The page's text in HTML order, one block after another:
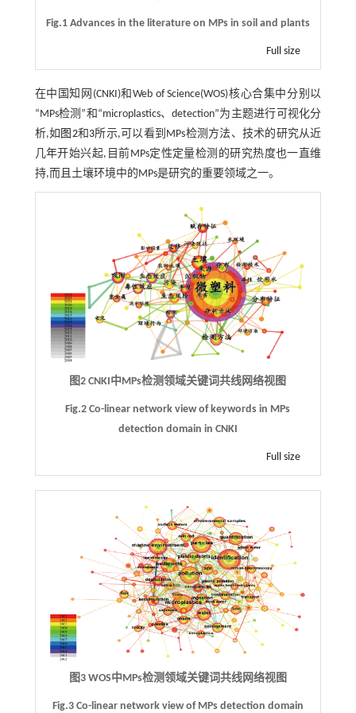
Fig.1 Advances in the literature on MPs in soil and plants
Full size
在中国知网(CNKI)和Web of Science(WOS)核心合集中分别以
“MPs检测”和“microplastics、detection”为主题进行可视化分
析,如 图2和 3所示,可以看到MPs检测方法、技术的研究从近
几年开始兴起,目前MPs定性定量检测的研究热度也一直维
持,而且土壤环境中的MPs是研究的重要领域之一。
图2 CNKI中MPs检测领域关键词共线网络视图
Fig.2 Co-linear network view of keywords in MPs
detection domain in CNKI
Full size
图3 WOS中MPs检测领域关键词共线网络视图
Fig.3 Co-linear network view of MPs detection domain